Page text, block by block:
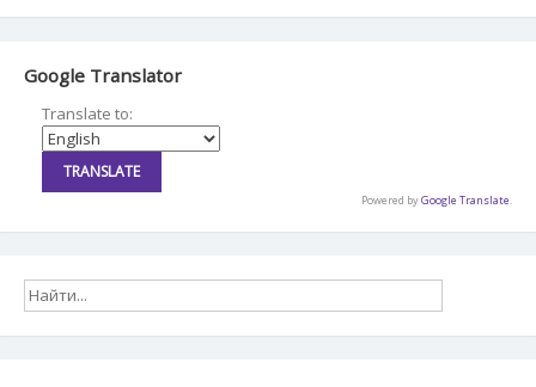
Google Translator
Translate to:
Powered byGoogle Translate.